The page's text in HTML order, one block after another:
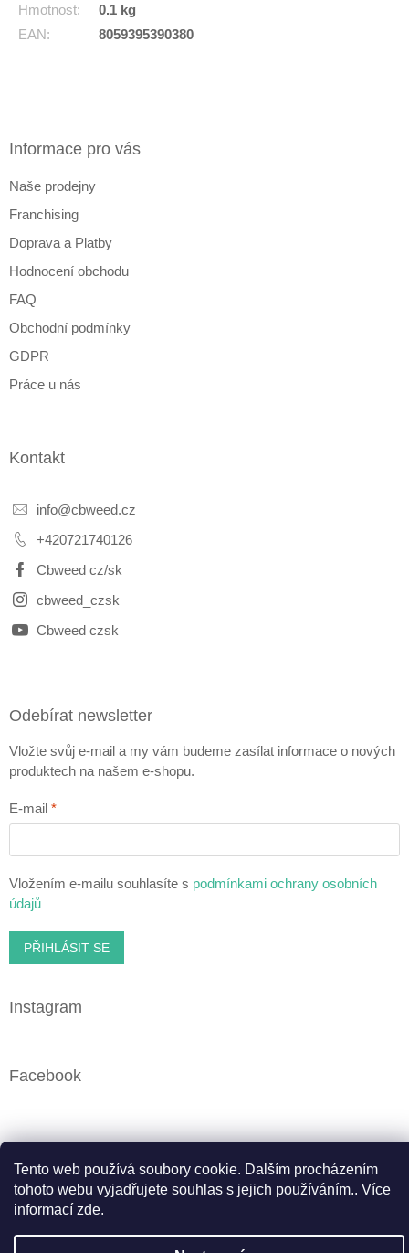
Tento web používá soubory cookie. Dalším procházením
tohoto webu vyjadřujete souhlas s jejich používáním.. Více
informací zde.
Hmotnost:
0.1 kg
EAN: 8059395390380
Informace pro vás
Naše prodejny
Franchising
Doprava a Platby
Hodnocení obchodu
FAQ
Obchodní podmínky
GDPR
Práce u nás
Kontakt
info@cbweed.cz
+420721740126
Cbweed cz/sk
cbweed_czsk
Cbweed czsk
Odebírat newsletter
Vložte svůj e-mail a my vám budeme zasílat informace o nových
produktech na našem e-shopu.
E-mail
Vložením e-mailu souhlasíte s podmínkami ochrany osobních
údajů
PŘIHLÁSIT SE
Instagram
Facebook
Copyright 2026
Upravit nastavení cookies